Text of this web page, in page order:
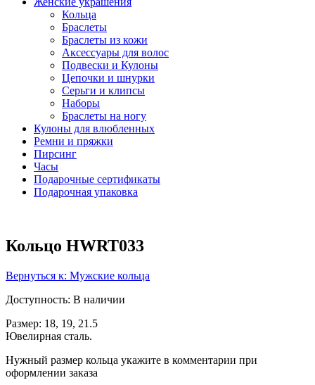
Кольца
Браслеты
Браслеты из кожи
Аксессуары для волос
Подвески и Кулоны
Цепочки и шнурки
Серьги и клипсы
Наборы
Браслеты на ногу
Кулоны для влюбленных
Ремни и пряжки
Пирсинг
Часы
Подарочные сертификаты
Подарочная упаковка
Кольцо HWRT033
Вернуться к: Мужские кольца
Доступность: В наличии
Размер: 18, 19, 21.5
Ювелирная сталь.
Нужный размер кольца укажите в комментарии при
оформлении заказа